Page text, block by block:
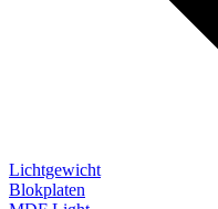
Lichtgewicht
Blokplaten